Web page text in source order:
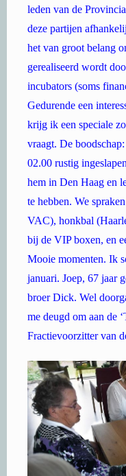
leden van de
deze partijen
het van groot belang
gerealiseerd wordt
incubators (soms
Gedurende een
krijg ik een speciale
vraagt. De
02.00 rustig
hem in Den Haag en
te hebben. We
VAC), honkbal
bij de VIP boxen, en
Mooie momenten. Ik
januari. Joep, 67 jaar
broer Dick. Wel
me deugd om aan de
Fractievoorzitter van